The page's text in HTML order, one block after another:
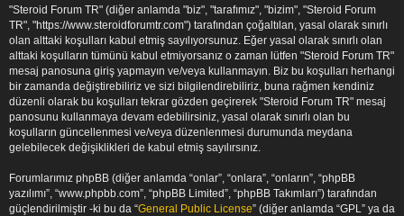
"Steroid Forum TR" (diğer anlamda "biz", "tarafımız", "bizim", "Steroid Forum
TR", "https://www.steroidforumtr.com") tarafından çoğaltılan, yasal olarak sınırlı
olan alttaki koşulları kabul etmiş sayılıyorsunuz. Eğer yasal olarak sınırlı olan
alttaki koşulların tümünü kabul etmiyorsanız o zaman lütfen "Steroid Forum TR"
mesaj panosuna giriş yapmayın ve/veya kullanmayın. Biz bu koşulları herhangi
bir zamanda değiştirebiliriz ve sizi bilgilendirebiliriz, buna rağmen kendiniz
düzenli olarak bu koşulları tekrar gözden geçirerek "Steroid Forum TR" mesaj
panosunu kullanmaya devam edebilirsiniz, yasal olarak sınırlı olan bu
koşulların güncellenmesi ve/veya düzenlenmesi durumunda meydana
gelebilecek değişiklikleri de kabul etmiş sayılırsınız.
Forumlarımız phpBB (diğer anlamda “onlar”, “onlara”, “onların”, “phpBB
yazılımı”, “www.phpbb.com”, “phpBB Limited”, “phpBB Takımları”) tarafından
güçlendirilmiştir -ki bu da “General Public License” (diğer anlamda “GPL” ya da